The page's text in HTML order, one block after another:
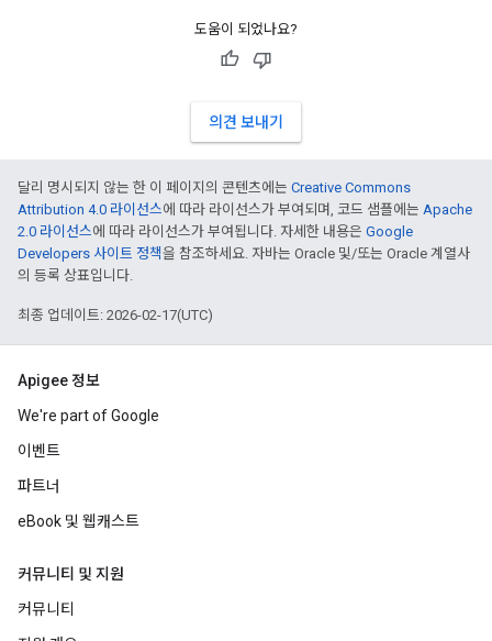
도움이 되었나요?
의견 보내기
달리 명시되지 않는 한 이 페이지의 콘텐츠에는 Creative Commons
Attribution 4.0 라이선스에 따라 라이선스가 부여되며, 코드 샘플에는 Apache
2.0 라이선스에 따라 라이선스가 부여됩니다. 자세한 내용은 Google
Developers 사이트 정책을 참조하세요. 자바는 Oracle 및/또는 Oracle 계열사
의 등록 상표입니다.
최종 업데이트: 2026-02-17(UTC)
Apigee 정보
We're part of Google
이벤트
파트너
eBook 및 웹캐스트
커뮤니티 및 지원
커뮤니티